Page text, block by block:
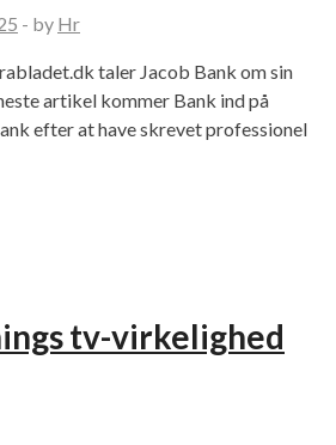
- by Hr
taler Jacob Bank om sin
artikel kommer Bank ind på
efter at have skrevet professionel
tv-virkelighed